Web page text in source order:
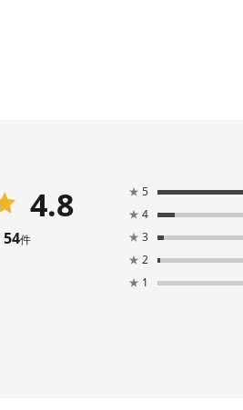
4.8
54件
★ 5
★ 4
★ 3
★ 2
★ 1